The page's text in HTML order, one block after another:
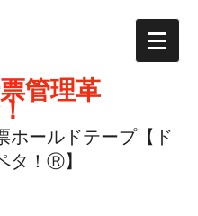
管理革
ホールドテープ【ド
タ！Ⓡ】